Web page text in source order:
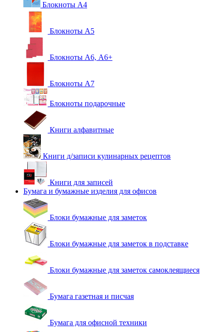
Блокноты А4
Блокноты А5
Блокноты А6, А6+
Блокноты А7
Блокноты подарочные
Книги алфавитные
Книги д/записи кулинарных рецептов
Книги для записей
Бумага и бумажные изделия для офисов
Блоки бумажные для заметок
Блоки бумажные для заметок в подставке
Блоки бумажные для заметок самоклеящиеся
Бумага газетная и писчая
Бумага для офисной техники